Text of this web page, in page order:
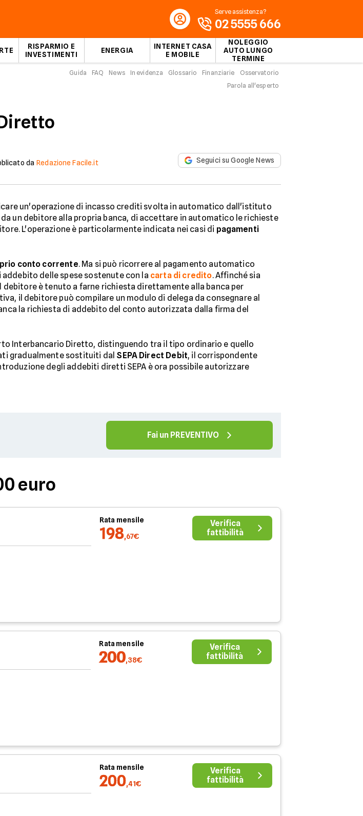
RISPARMIO E
INVESTIMENTI
ENERGIA
INTERNET CASA
E MOBILE
NOLEGGIO
AUTO LUNGO
TERMINE
Serve assistenza?
02 5555 666
Guida FAQ News In evidenza Glossario Finanziarie
Osservatorio
Parola all'esperto
da Redazione Facile.it Seguici su Google News
un'operazione di incasso crediti svolta in automatico dall'istituto
un debitore alla propria banca, di accettare in automatico le richieste
L'operazione è particolarmente indicata nei casi di pagamenti
conto corrente. Ma si può ricorrere al pagamento automatico
delle spese sostenute con la carta di credito. Affinché sia
è tenuto a farne richiesta direttamente alla banca per
il debitore può compilare un modulo di delega da consegnare al
la richiesta di addebito del conto autorizzata dalla firma del
Interbancario Diretto, distinguendo tra il tipo ordinario e quello
gradualmente sostituiti dal SEPA Direct Debit, il corrispondente
degli addebiti diretti SEPA è ora possibile autorizzare
Fai un PREVENTIVO
euro
Rata mensile
198,67€
Verifica
fattibilità
Rata mensile
200,38€
Verifica
fattibilità
Rata mensile
200,41€
Verifica
fattibilità